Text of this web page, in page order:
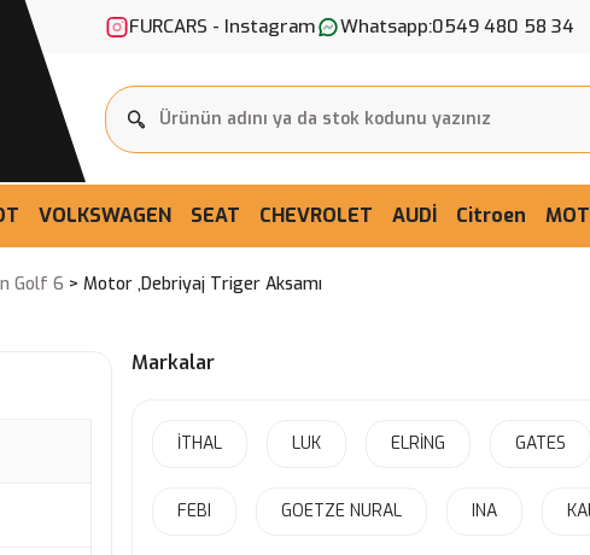
FURCARS - Instagram Whatsapp:0549 480 58 34
VOLKSWAGEN SEAT CHEVROLET AUDİ Citroen
Golf 6 Motor ,Debriyaj Triger Aksamı
Markalar
İTHAL LUK ELRİNG GATES
FEBI GOETZE NURAL INA